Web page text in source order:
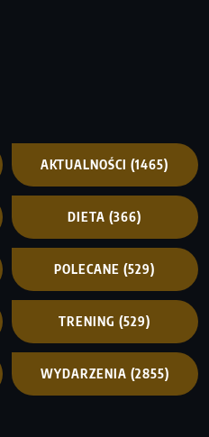
AKTUALNOŚCI (1465)
DIETA (366)
POLECANE (529)
TRENING (529)
WYDARZENIA (2855)